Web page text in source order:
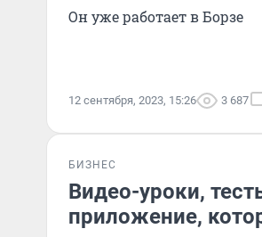
Он уже работает в Борзе
12 сентября, 2023, 15:26 3 687
БИЗНЕС
Видео-уроки,
приложение,